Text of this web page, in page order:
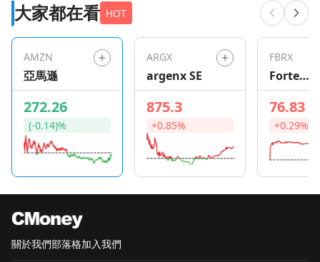
大家都在看 HOT
AMZN
亞馬遜
272.26
(-0.14)%
ARGX
argenx SE
875.3
+0.85%
FBRX
Forte
76.83
+0.29%
關於我們部落格加入我們